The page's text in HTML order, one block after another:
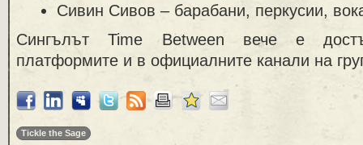
Сивин Сивов – барабани, перкусии,
Сингълът Time Between вече е
платформите и в официалните канали на
Tickle the Sage